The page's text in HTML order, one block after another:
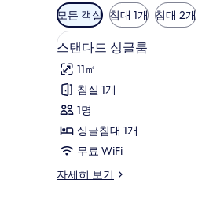
객
실
에
사
용
가
능
한
필
모든 객실 침대 1개 침대 2개
스
탠
다
드
싱
글
사
5
스탠다드 싱글룸
11㎡
침실 1개
1명
싱글침대 1개
무료 WiFi
자세히 보기
스